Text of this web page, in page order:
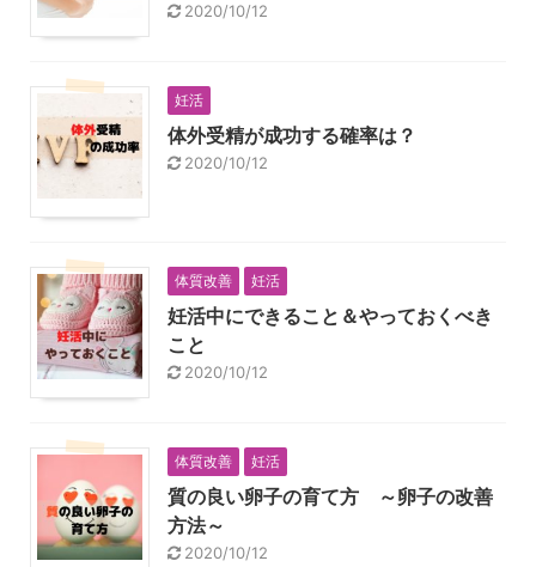
2020/10/12
妊活
体外受精が成功する確率は？
2020/10/12
体質改善 妊活
妊活中にできること＆やっておくべき
こと
2020/10/12
体質改善 妊活
質の良い卵子の育て方 ～卵子の改善
方法～
2020/10/12